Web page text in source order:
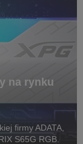
na rynku
firmy ADATA,
S65G RGB.